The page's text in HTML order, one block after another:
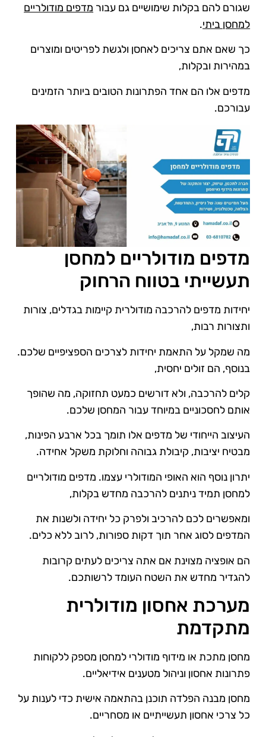
שגורם להם בקלות שימושיים גם עבור מדפים מודולריים
למחסן ביתי.
כך שאם אתם צריכים לאחסן ולגשת לפריטים ומוצרים
במהירות ובקלות,
מדפים אלו הם אחד הפתרונות הטובים ביותר הזמינים
עבורכם.
מדפים מודולריים למחסן
תעשייתי בטווח הרחוק
יחידות מדפים להרכבה מודולרית קיימות בגדלים, צורות
ותצורות רבות,
מה שמקל על התאמת יחידות לצרכים הספציפיים שלכם.
בנוסף, הם זולים יחסית,
קלים להרכבה, ולא דורשים כמעט תחזוקה, מה שהופך
אותם לחסכוניים במיוחד עבור המחסן שלכם.
העיצוב הייחודי של מדפים אלו תומך בכל ארבע הפינות,
מבטיח יציבות, קיבולת גבוהה וחלוקת משקל אחידה.
יתרון נוסף הוא האופי המודולרי עצמו. מדפים מודולריים
למחסן תמיד ניתנים להרכבה מחדש בקלות,
ומאפשרים לכם להרכיב ולפרק כל יחידה ולשנות את
המדפים לסוג אחר תוך דקות ספורות, לרוב ללא כלים.
הם אופציה מצוינת אם אתה צריכים לעתים קרובות
להגדיר מחדש את השטח העומד לרשותכם.
מערכת אחסון מודולרית
מתקדמת
מחסן מתכת או מידוף מודולרי למחסן מספק ללקוחות
פתרונות אחסון וניהול מטענים אידיאליים.
מחסן מבנה הפלדה תוכנן בהתאמה אישית כדי לענות על
כל צרכי אחסון תעשייתיים או מסחריים.